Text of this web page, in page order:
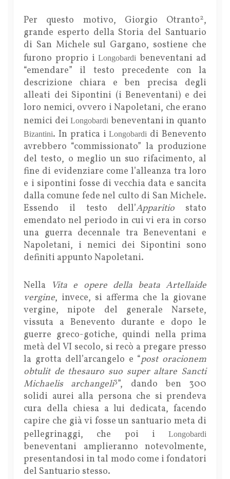
Per questo motivo, Giorgio Otranto2,
grande esperto della Storia del Santuario
di San Michele sul Gargano, sostiene che
furono proprio iLongobardi beneventani ad
“emendare” il testo precedente con la
descrizione chiara e ben precisa degli
alleati dei Sipontini (i Beneventani) e dei
loro nemici, ovvero i Napoletani, che erano
nemici deiLongobardi beneventani in quanto
Bizantini. In pratica iLongobardi di Benevento
avrebbero “commissionato” la produzione
del testo, o meglio un suo rifacimento, al
fine di evidenziare come l’alleanza tra loro
e i sipontini fosse di vecchia data e sancita
dalla comune fede nel culto di San Michele.
Essendo il testo dell’Apparitio stato
emendato nel periodo in cui vi era in corso
una guerra decennale tra Beneventani e
Napoletani, i nemici dei Sipontini sono
definiti appunto Napoletani.
Nella Vita e opere della beata Artellaide
vergine, invece, si afferma che la giovane
vergine, nipote del generale Narsete,
vissuta a Benevento durante e dopo le
guerre greco-gotiche, quindi nella prima
metà del VI secolo, si recò a pregare presso
la grotta dell’arcangelo e “post oracionem
obtulit de thesauro suo super altare Sancti
Michaelis archangeli3”, dando ben 300
solidi aurei alla persona che si prendeva
cura della chiesa a lui dedicata, facendo
capire che già vi fosse un santuario meta di
pellegrinaggi, che poi i
Longobardi
beneventani amplieranno notevolmente,
presentandosi in tal modo come i fondatori
del Santuario stesso.